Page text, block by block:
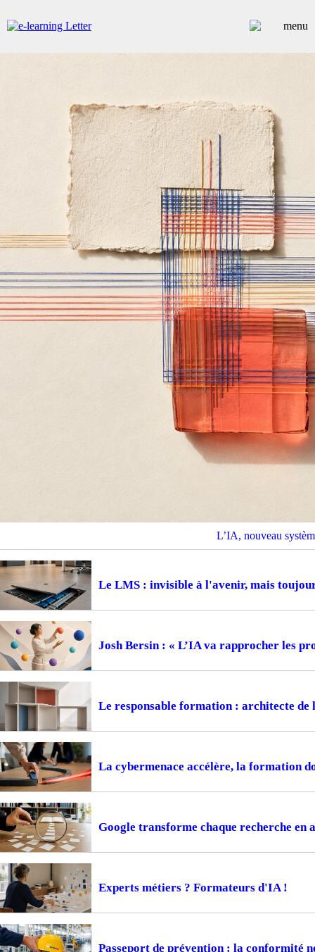
CONTRIBUTEURS
ANNUAIRE PREMIUM
EMPLOIS
ÉVÉNEMENTS
COMMUNIQUÉS
LES PLUS LUS
INSCRIPTION NEWSLETTER
L’IA, nouveau
Le LMS : invisible à l'avenir, mais
Josh Bersin : « L’IA va rapprocher les
Le responsable formation : architecte
La cybermenace accélère, la formation
Google transforme chaque recherche en
Experts métiers ? Formateurs d'IA !
Passeport de prévention : la conformité